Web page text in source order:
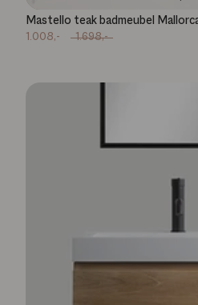
Mastello teak badmeubel
1.008,- 1.698,-